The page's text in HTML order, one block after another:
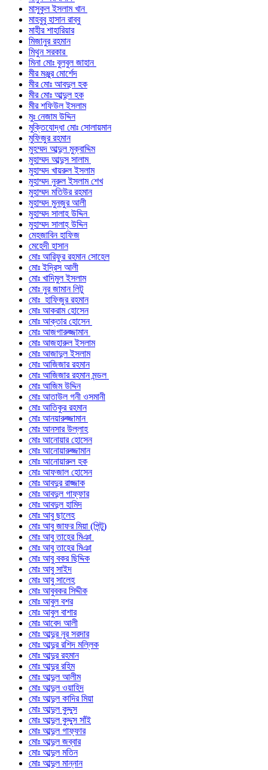
মাসুকুল ইসলাম খান
মাহবুবু হাসান রাব্বু
মাহীর শাহারিয়ার
মিজানুর রহমান
মিথুন সরকার
মিনা মোঃ বুলবুল জাহান
মীর মঞ্জুর মোর্শেদ
মীর মোঃ আবদুল হক
মীর মোঃ আব্দুল হক
মীর শফিউল ইসলাম
মুঃ নেজাম উদ্দিন
মুক্তিযোদ্ধা মোঃ সোলায়মান
মুফিজুর রহমান
মুহম্মদ আব্দুল মুক্বাদ্দিম
মুহাম্মদ আব্দুস সালাম
মুহাম্মদ খায়রুল ইসলাম
মুহাম্মদ নুরুল ইসলাম শেখ
মুহাম্মদ মতিউর রহমান
মুহাম্মদ মুনজুর আলী
মুহাম্মদ সালাহ উদ্দিন
মুহাম্মদ সালাহ্ উদ্দিন
মেহজাবিন হাফিজ
মেহেদী হাসান
মোঃ আরিফুর রহমান সোহেল
মোঃ ইদ্রিস আলী
মোঃ খাদিমুল ইসলাম
মোঃ নুর জামান লিটু
মোঃ হাফিজুর রহমান
মোঃ আকরাম হোসেন
মোঃ আক্তার হোসেন
মোঃ আজগারুজ্জামান
মোঃ আজহারুল ইসলাম
মোঃ আজাদুল ইসলাম
মোঃ আজিজার রহমান
মোঃ আজিজার রহমান মন্ডল
মোঃ আজিম উদ্দিন
মোঃ আতাউল গনী ওসমানী
মোঃ আতিকুর রহমান
মোঃ আনয়ারুজ্জামান
মোঃ আনসার উল্লাহ
মোঃ আনোয়ার হোসেন
মোঃ আনোয়ারুজ্জামান
মোঃ আনোয়ারুল হক
মোঃ আফজাল হোসেন
মোঃ আবদুর রাজ্জাক
মোঃ আবদুল গাফ্‌ফার
মোঃ আবদুল হামিদ
মোঃ আবু ছালেহ
মোঃ আবু জাফর মিয়া (পিন্টু)
মোঃ আবু তাহের মিঞা
মোঃ আবু তাহের মিঞা
মোঃ আবু বকর ছিদ্দিক
মোঃ আবু সাইদ
মোঃ আবু সালেহ
মোঃ আবুবকর সিদ্দীক
মোঃ আবুল বশর
মোঃ আবুল বাশার
মোঃ আবেদ আলী
মোঃ আব্দুর নূর সরদার
মোঃ আব্দুর রশিদ মল্লিক
মোঃ আব্দুর রহমান
মোঃ আব্দুর রহিম
মোঃ আব্দুল আলীম
মোঃ আব্দুল ওয়াহিদ
মোঃ আব্দুল কাদির মিয়া
মোঃ আব্দুল কুদ্দুস
মোঃ আব্দুল কুদ্দুস সাঁই
মোঃ আব্দুল গাফ্ফার
মোঃ আব্দুল জব্বার
মোঃ আব্দুল মতিন
মোঃ আব্দুল মান্নান